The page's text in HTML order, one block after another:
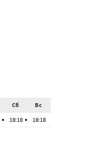
Сб
Вс
18:18 18:18